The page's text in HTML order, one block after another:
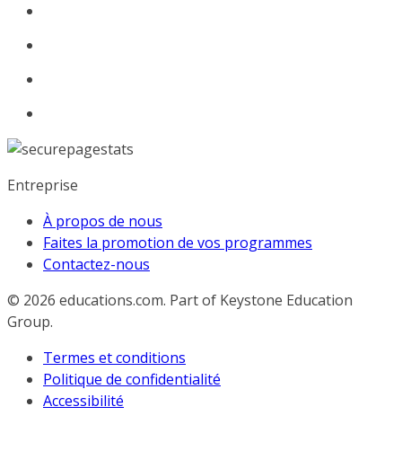
Entreprise
À propos de nous
Faites la promotion de vos programmes
Contactez-nous
© 2026 educations.com. Part of Keystone Education
Group.
Termes et conditions
Politique de confidentialité
Accessibilité